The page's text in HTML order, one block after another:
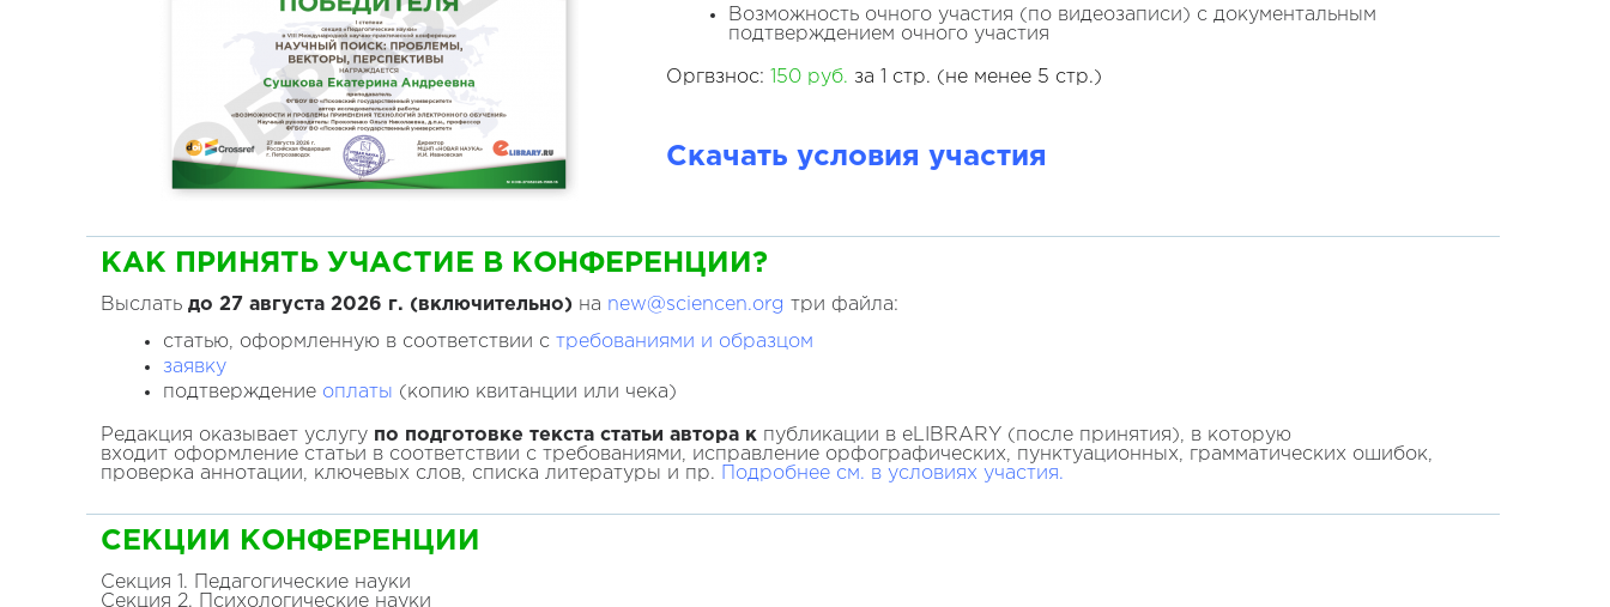
Возможность очного участия (по видеозаписи) с документальным
подтверждением очного участия
Оргвзнос: 150 руб. за 1 стр. (не менее 5 стр.)
Скачать условия участия
КАК ПРИНЯТЬ УЧАСТИЕ В КОНФЕРЕНЦИИ?
Выслать до 27 августа 2026 г. (включительно) на new@sciencen.org три файла:
статью, оформленную в соответствии с требованиями и образцом
заявку
подтверждение оплаты (копию квитанции или чека)
Редакция оказывает услугу по подготовке текста статьи автора к публикации в eLIBRARY (после принятия), в которую
входит оформление статьи в соответствии с требованиями, исправление орфографических, пунктуационных, грамматических ошибок,
проверка аннотации, ключевых слов, списка литературы и пр.
Подробнее см. в условиях участия.
СЕКЦИИ КОНФЕРЕНЦИИ
Секция 1. Педагогические науки
Секция 2. Психологические науки